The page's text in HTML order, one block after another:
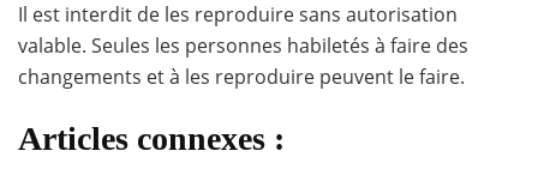
Il est interdit de les reproduire sans autorisation
valable. Seules les personnes habiletés à faire des
changements et à les reproduire peuvent le faire.
Articles connexes :